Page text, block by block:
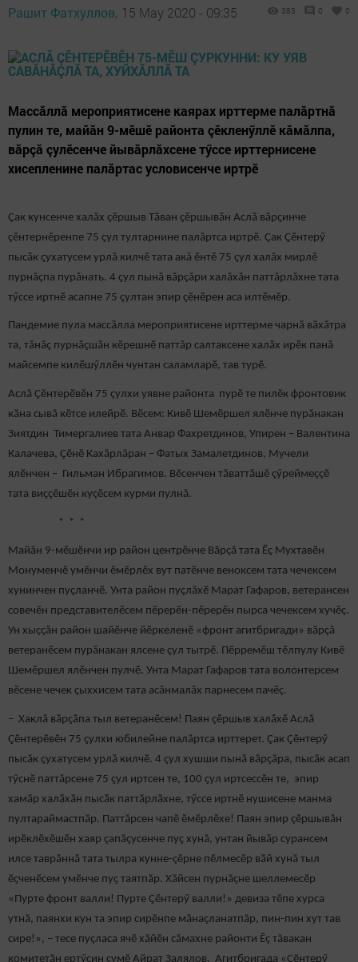
Рашит Фатхуллов, 15 May 2020 - 09:35 383 0 0
Массăллă мероприятисене каярах ирттерме палăртнă
пулин те, майăн 9-мӗшӗ районта çӗкленӳллӗ кăмăлпа,
вăрçă çулӗсенче йывăрлăхсене тӳссе ирттернисене
хисепленине палăртас условисенче иртрӗ
Ҫак кунсенче халăх çӗршыв Тӑван çӗршывӑн Аслӑ вӑрҫинче
çӗнтернӗренпе 75 ҫул тултарнине палӑртса иртрӗ. Ҫак Çӗнтерӳ
пысӑк ҫухатусем урлă килчӗ тата акă ӗнтӗ 75 ҫул халăх мирлӗ
пурнăçпа пурăнать. 4 ҫул пынă вăрçăри халăхăн паттăрлăхне тата
тӳссе иртнӗ асапне 75 çултан эпир çӗнӗрен аса илтӗмӗр.
Пандемие пула массăлла мероприятисене ирттерме чарнă вăхăтра
та, тăнăç пурнăçшăн кӗрешнӗ паттăр салтаксене халăх ирӗк панă
майсемпе килӗшӳллӗн чунтан саламларӗ, тав турӗ.
Аслă Çӗнтерӗвӗн 75 çулхи уявне районта пурӗ те пилӗк фронтовик
кӑна сывă кӗтсе илейрӗ. Вӗсем: Кивӗ Шемӗршел ялӗнче пурăнакан
Зиятдин Тимергалиев тата Анвар Фахретдинов, Упирен – Валентина
Калачева, Ҫӗнӗ Кахăрлăран – Фатых Замалетдинов, Мучели
ялӗнчен – Гильман Ибрагимов. Вӗсенчен тӑваттӑшӗ çӳреймеççӗ
тата виҫҫӗшӗн куçӗсем курми пулнă.
* * *
Майăн 9-мӗшӗнчи ир район центрӗнче Вăрçă тата Ӗç Мухтавӗн
Монуменчӗ умӗнчи ӗмӗрлӗх вут патӗнче веноксем тата чечексем
хунинчен пуçланчӗ. Унта район пуçлăхӗ Марат Гафаров, ветерансен
совечӗн представителӗсем пӗрерӗн-пӗрерӗн пырса чечексем хучӗç.
Ун хыççăн район шайӗнче йӗркеленӗ «фронт агитбригади» вăрçă
ветеранӗсем пурăнакан ялсене çул тытрӗ. Пӗрремӗш тӗлпулу Кивӗ
Шемӗршел ялӗнчен пулчӗ. Унта Марат Гафаров тата волонтерсем
вӗсене чечек ҫыххисем тата асăнмалăх парнесем пачӗç.
– Хаклă вӑрҫӑпа тыл ветеранӗсем! Паян çӗршыв халăхӗ Аслă
Çӗнтерӗвӗн 75 ҫулхи юбилейне палăртса ирттерет. Ҫак Çӗнтерӳ
пысăк çухатусем урлă килчӗ. 4 ҫул хушши пынă вăрçăра, пысăк асап
тӳснӗ паттăрсене 75 çул иртсен те, 100 ҫул иртсессӗн те, эпир
хамӑр халӑхӑн пысӑк паттӑрлӑхне, тӳссе иртнӗ нушисене манма
пултараймастпӑр. Паттăрсен чапӗ ӗмӗрлӗхе! Паян эпир çӗршывăн
ирӗклӗхӗшӗн хаяр çапăçусенче пуç хунă, унтан йывăр сурансем
илсе таврăннă тата тылра кунне-çӗрне пӗлмесӗр вӑй хунă тыл
ӗҫченӗсем умӗнче пуҫ таятпӑр. Хăйсен пурнăçне шеллемесӗр
«Пурте фронт валли! Пурте Çӗнтерӳ валли!» девиза тӗпе хурса
утнă, паянхи кун та эпир сирӗнпе мăнаçланатпăр, пин-пин хут тав
сире!», – тесе пуçласа ячӗ хăйӗн сăмахне районти Ӗç тăвакан
комитетăн ертӳҫин çумӗ Айрат Залялов. Агитбригада «Ҫӗнтерӳ